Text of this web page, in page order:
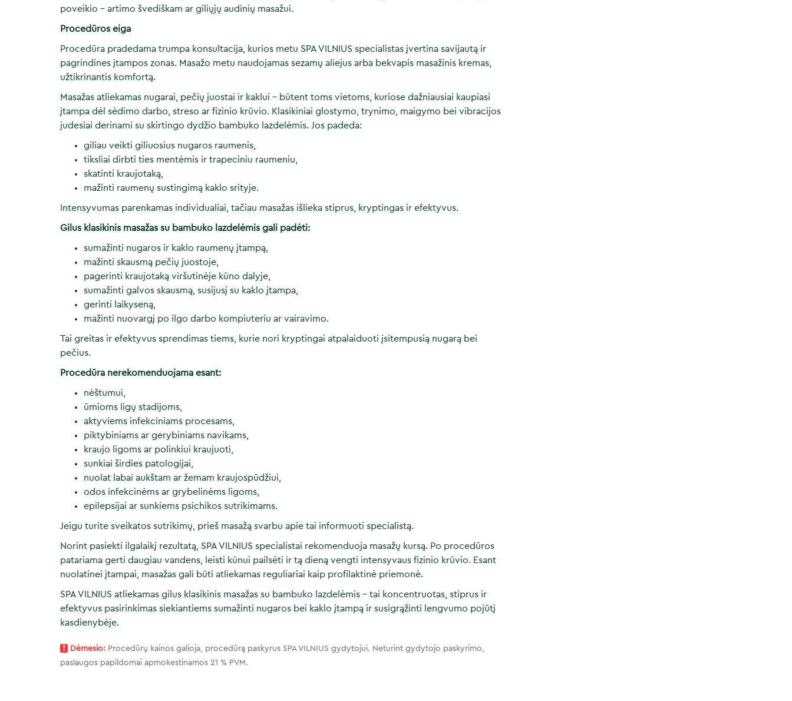
poveikio – artimo švediškam ar giliųjų audinių masažui.
Procedūros eiga
Procedūra pradedama trumpa konsultacija, kurios metu SPA VILNIUS specialistas įvertina savijautą ir
pagrindines įtampos zonas. Masažo metu naudojamas sezamų aliejus arba bekvapis masažinis kremas,
užtikrinantis komfortą.
Masažas atliekamas nugarai, pečių juostai ir kaklui – būtent toms vietoms, kuriose dažniausiai kaupiasi
įtampa dėl sėdimo darbo, streso ar fizinio krūvio. Klasikiniai glostymo, trynimo, maigymo bei vibracijos
judesiai derinami su skirtingo dydžio bambuko lazdelėmis. Jos padeda:
giliau veikti giliuosius nugaros raumenis,
tiksliai dirbti ties mentėmis ir trapeciniu raumeniu,
skatinti kraujotaką,
mažinti raumenų sustingimą kaklo srityje.
Intensyvumas parenkamas individualiai, tačiau masažas išlieka stiprus, kryptingas ir efektyvus.
Gilus klasikinis masažas su bambuko lazdelėmis gali padėti:
sumažinti nugaros ir kaklo raumenų įtampą,
mažinti skausmą pečių juostoje,
pagerinti kraujotaką viršutinėje kūno dalyje,
sumažinti galvos skausmą, susijusį su kaklo įtampa,
gerinti laikyseną,
mažinti nuovargį po ilgo darbo kompiuteriu ar vairavimo.
Tai greitas ir efektyvus sprendimas tiems, kurie nori kryptingai atpalaiduoti įsitempusią nugarą bei
pečius.
Procedūra nerekomenduojama esant:
nėštumui,
ūmioms ligų stadijoms,
aktyviems infekciniams procesams,
piktybiniams ar gerybiniams navikams,
kraujo ligoms ar polinkiui kraujuoti,
sunkiai širdies patologijai,
nuolat labai aukštam ar žemam kraujospūdžiui,
odos infekcinėms ar grybelinėms ligoms,
epilepsijai ar sunkiems psichikos sutrikimams.
Jeigu turite sveikatos sutrikimų, prieš masažą svarbu apie tai informuoti specialistą.
Norint pasiekti ilgalaikį rezultatą, SPA VILNIUS specialistai rekomenduoja masažų kursą. Po procedūros
patariama gerti daugiau vandens, leisti kūnui pailsėti ir tą dieną vengti intensyvaus fizinio krūvio. Esant
nuolatinei įtampai, masažas gali būti atliekamas reguliariai kaip profilaktinė priemonė.
SPA VILNIUS atliekamas gilus klasikinis masažas su bambuko lazdelėmis – tai koncentruotas, stiprus ir
efektyvus pasirinkimas siekiantiems sumažinti nugaros bei kaklo įtampą ir susigrąžinti lengvumo pojūtį
kasdienybėje.
! Dėmesio: Procedūrų kainos galioja, procedūrą paskyrus SPA VILNIUS gydytojui. Neturint gydytojo paskyrimo,
paslaugos papildomai apmokestinamos 21 % PVM.